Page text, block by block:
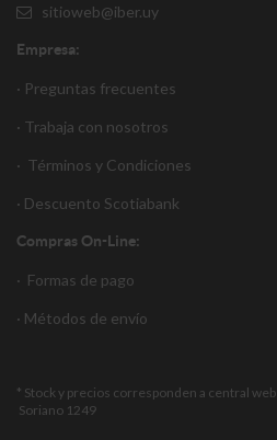
sitioweb@iber.uy
Empresa:
· Preguntas frecuentes
· Trabaja con nosotros
· Términos y Condiciones
· Descuento Scotiabank
Compras On-Line:
· Formas de pago
· Métodos de envío
* Stock y precios corresponden a central web
Soriano 1249